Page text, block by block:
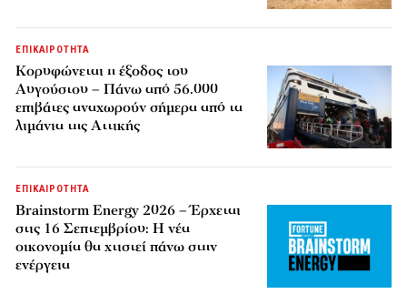
ΕΠΙΚΑΙΡΟΤΗΤΑ
Κορυφώνεται η έξοδος του
Αυγούστου – Πάνω από 56.000
επιβάτες αναχωρούν σήμερα από τα
λιμάνια της Αττικής
ΕΠΙΚΑΙΡΟΤΗΤΑ
Brainstorm Energy 2026 – Έρχεται
στις 16 Σεπτεμβρίου: Η νέα
οικονομία θα χτιστεί πάνω στην
ενέργεια